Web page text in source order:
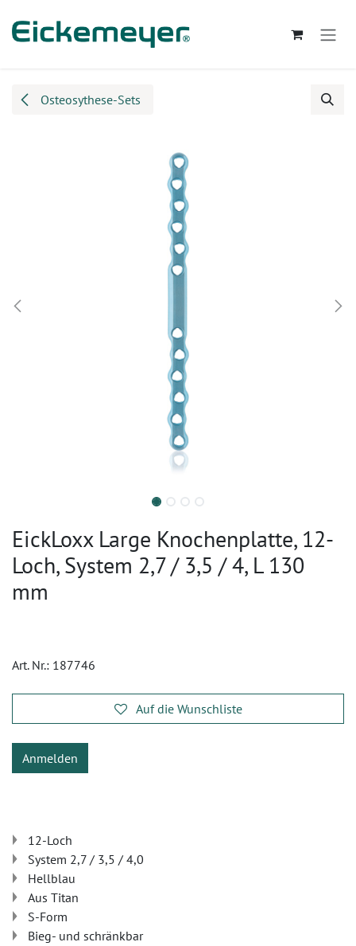
Osteosythese-Sets
EickLoxx Large Knochenplatte, 12-
Loch, System 2,7 / 3,5 / 4, L 130
mm
Art. Nr.: 187746
Auf die Wunschliste
Anmelden
12-Loch
System 2,7 / 3,5 / 4,0
Hellblau
Aus Titan
S-Form
Bieg- und schränkbar